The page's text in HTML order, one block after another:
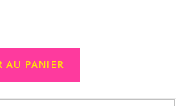
AU PANIER